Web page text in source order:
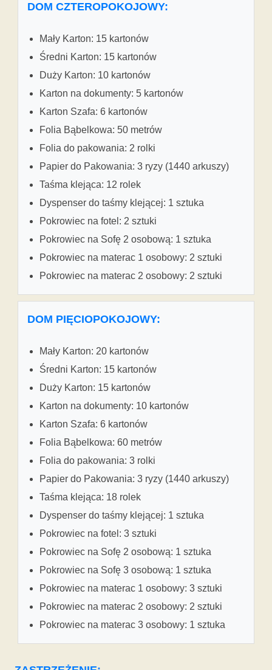
DOM CZTEROPOKOJOWY:
Mały Karton: 15 kartonów
Średni Karton: 15 kartonów
Duży Karton: 10 kartonów
Karton na dokumenty: 5 kartonów
Karton Szafa: 6 kartonów
Folia Bąbelkowa: 50 metrów
Folia do pakowania: 2 rolki
Papier do Pakowania: 3 ryzy (1440 arkuszy)
Taśma klejąca: 12 rolek
Dyspenser do taśmy klejącej: 1 sztuka
Pokrowiec na fotel: 2 sztuki
Pokrowiec na Sofę 2 osobową: 1 sztuka
Pokrowiec na materac 1 osobowy: 2 sztuki
Pokrowiec na materac 2 osobowy: 2 sztuki
DOM PIĘCIOPOKOJOWY:
Mały Karton: 20 kartonów
Średni Karton: 15 kartonów
Duży Karton: 15 kartonów
Karton na dokumenty: 10 kartonów
Karton Szafa: 6 kartonów
Folia Bąbelkowa: 60 metrów
Folia do pakowania: 3 rolki
Papier do Pakowania: 3 ryzy (1440 arkuszy)
Taśma klejąca: 18 rolek
Dyspenser do taśmy klejącej: 1 sztuka
Pokrowiec na fotel: 3 sztuki
Pokrowiec na Sofę 2 osobową: 1 sztuka
Pokrowiec na Sofę 3 osobową: 1 sztuka
Pokrowiec na materac 1 osobowy: 3 sztuki
Pokrowiec na materac 2 osobowy: 2 sztuki
Pokrowiec na materac 3 osobowy: 1 sztuka